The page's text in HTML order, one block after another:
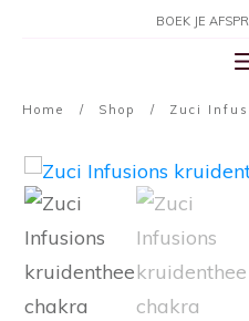
BOEK JE
Home / Shop /